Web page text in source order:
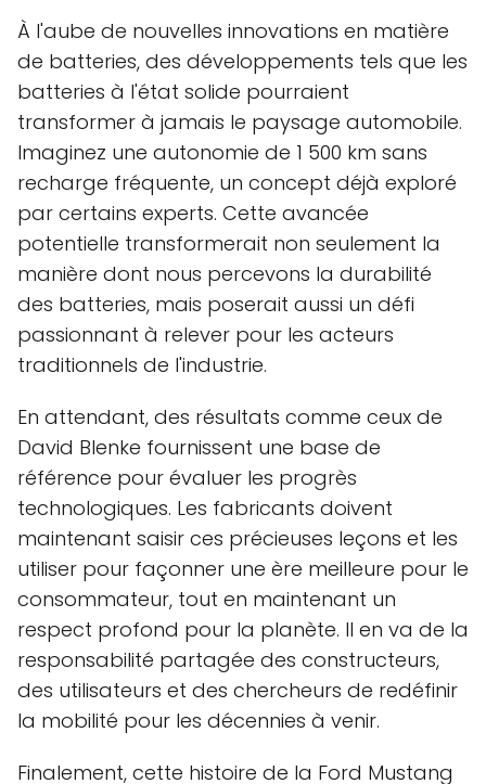
À l'aube de nouvelles innovations en matière
de batteries, des développements tels que les
batteries à l'état solide pourraient
transformer à jamais le paysage automobile.
Imaginez une autonomie de 1 500 km sans
recharge fréquente, un concept déjà exploré
par certains experts. Cette avancée
potentielle transformerait non seulement la
manière dont nous percevons la durabilité
des batteries, mais poserait aussi un défi
passionnant à relever pour les acteurs
traditionnels de l'industrie.
En attendant, des résultats comme ceux de
David Blenke fournissent une base de
référence pour évaluer les progrès
technologiques. Les fabricants doivent
maintenant saisir ces précieuses leçons et les
utiliser pour façonner une ère meilleure pour le
consommateur, tout en maintenant un
respect profond pour la planète. Il en va de la
responsabilité partagée des constructeurs,
des utilisateurs et des chercheurs de redéfinir
la mobilité pour les décennies à venir.
Finalement, cette histoire de la Ford Mustang